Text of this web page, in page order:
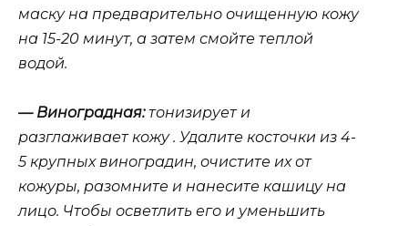
маску на предварительно очищенную кожу
на 15-20 минут, а затем смойте теплой
водой.
— Виноградная:тонизирует и
разглаживает кожу . Удалите косточки из 4-
5 крупных виноградин, очистите их от
кожуры, разомните и нанесите кашицу на
лицо. Чтобы осветлить его и уменьшить